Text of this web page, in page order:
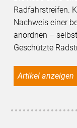
Radfahrstreifen.
Nachweis einer
anordnen –
Geschützte
Artikel anzeigen